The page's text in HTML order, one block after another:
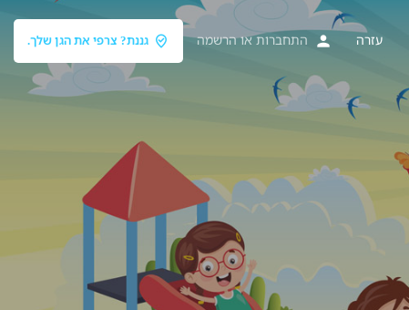
עזרה התחברות או הרשמה גננת? צרפי את הגן שלך.